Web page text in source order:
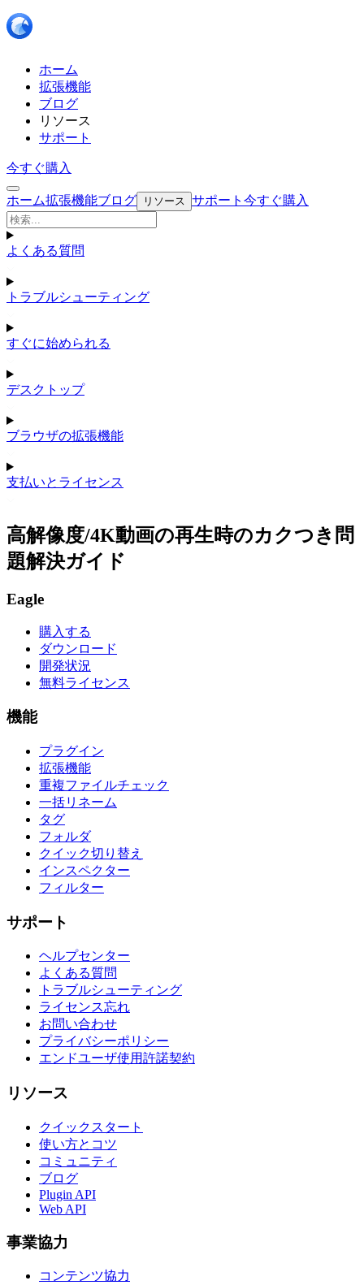
ホーム
拡張機能
ブログ
リソース
サポート
今すぐ購入
ホーム拡張機能ブログ リソース サポート 今すぐ購入
よくある質問
トラブルシューティング
すぐに始められる
デスクトップ
ブラウザの拡張機能
支払いとライセンス
高解像度/4K動画の再生時のカクつき問
題解決ガイド
Eagle
購入する
ダウンロード
開発状況
無料ライセンス
機能
プラグイン
拡張機能
重複ファイルチェック
一括リネーム
タグ
フォルダ
クイック切り替え
インスペクター
フィルター
サポート
ヘルプセンター
よくある質問
トラブルシューティング
ライセンス忘れ
お問い合わせ
プライバシーポリシー
エンドユーザ使用許諾契約
リソース
クイックスタート
使い方とコツ
コミュニティ
ブログ
Plugin API
Web API
事業協力
コンテンツ協力